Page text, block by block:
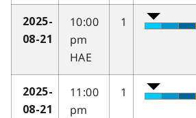
2025-
08-21
10:00
pm
HAE
1
2025-
08-21
11:00
pm
1